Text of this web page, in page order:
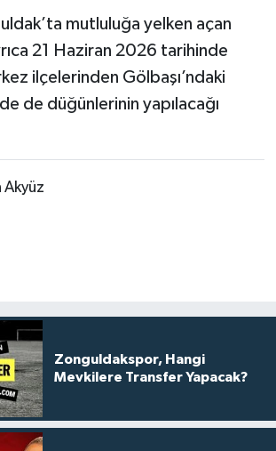
mutluluğa yelken açan
21 Haziran 2026 tarihinde
ilçelerinden Gölbaşı’ndaki
de düğünlerinin yapılacağı
Akyüz
Zonguldakspor, Hangi
Mevkilere Transfer Yapacak?